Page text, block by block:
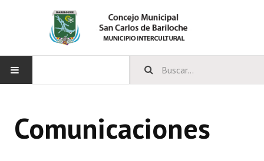
CONCEJO
Comunicaciones